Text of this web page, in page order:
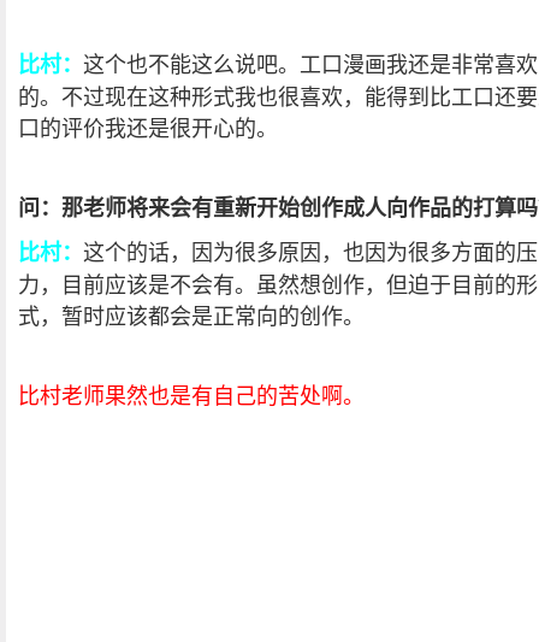
比村： 这个也不能这么说吧。工口漫画我还是非常喜欢
的。不过现在这种形式我也很喜欢，能得到比工口还
口的评价我还是很开心的。
问：那老师将来会有重新开始创作成人向作品的打算
比村： 这个的话，因为很多原因，也因为很多方面的压
力，目前应该是不会有。虽然想创作，但迫于目前的形
式，暂时应该都会是正常向的创作。
比村老师果然也是有自己的苦处啊。